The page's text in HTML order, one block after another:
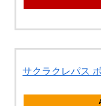
サクラクレパス